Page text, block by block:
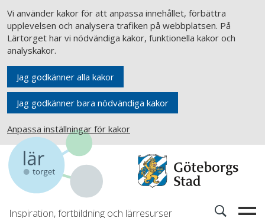
Vi använder kakor för att anpassa innehållet, förbättra
upplevelsen och analysera trafiken på webbplatsen. På
Lärtorget har vi nödvändiga kakor, funktionella kakor och
analyskakor.
Jag godkänner alla kakor
Jag godkänner bara nödvändiga kakor
Anpassa inställningar för kakor
Inspiration, fortbildning och lärresurser